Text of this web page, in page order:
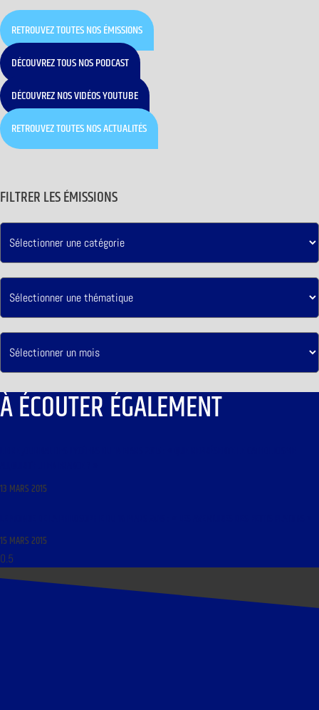
RETROUVEZ TOUTES NOS ÉMISSIONS
DÉCOUVREZ TOUS NOS PODCAST
DÉCOUVREZ NOS VIDÉOS YOUTUBE
RETROUVEZ TOUTES NOS ACTUALITÉS
FILTRER LES ÉMISSIONS
À ÉCOUTER ÉGALEMENT
13 MARS 2015
15 MARS 2015